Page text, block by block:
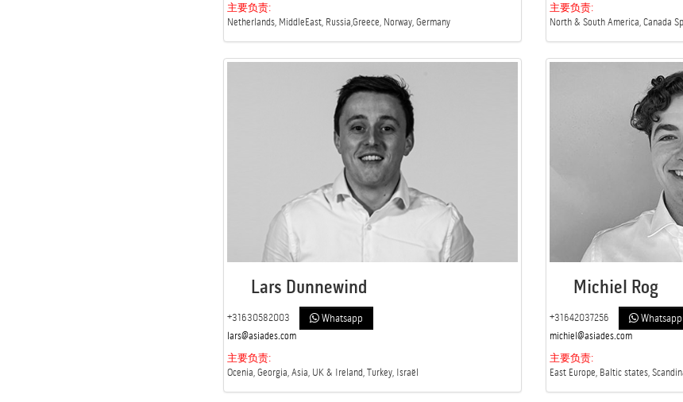
主要负责:
Netherlands, MiddleEast, Russia,Greece, Norway, Germany
主要负责:
North & South America, Canada
Lars Dunnewind
+31630582003 Whatsapp
lars@asiades.com
主要负责:
Ocenia, Georgia, Asia, UK & Ireland, Turkey, Israël
Michiel Rog
+31642037256 Whatsapp
michiel@asiades.com
主要负责:
East Europe, Baltic states,